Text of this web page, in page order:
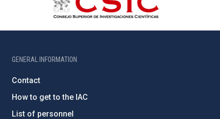
GENERAL INFORMATION
Contact
How to get to the IAC
List of personnel